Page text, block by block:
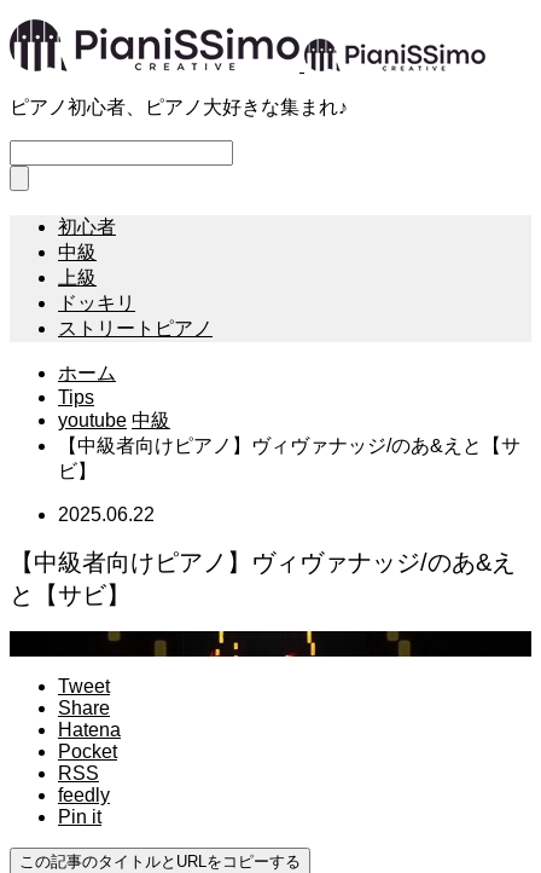
ピアノ初心者、ピアノ大好きな集まれ♪
初心者
中級
上級
ドッキリ
ストリートピアノ
ホーム
Tips
youtube 中級
【中級者向けピアノ】ヴィヴァナッジ/のあ&えと【サ
ビ】
2025.06.22
【中級者向けピアノ】ヴィヴァナッジ/のあ&え
と【サビ】
Tweet
Share
Hatena
Pocket
RSS
feedly
Pin it
この記事のタイトルとURLをコピーする